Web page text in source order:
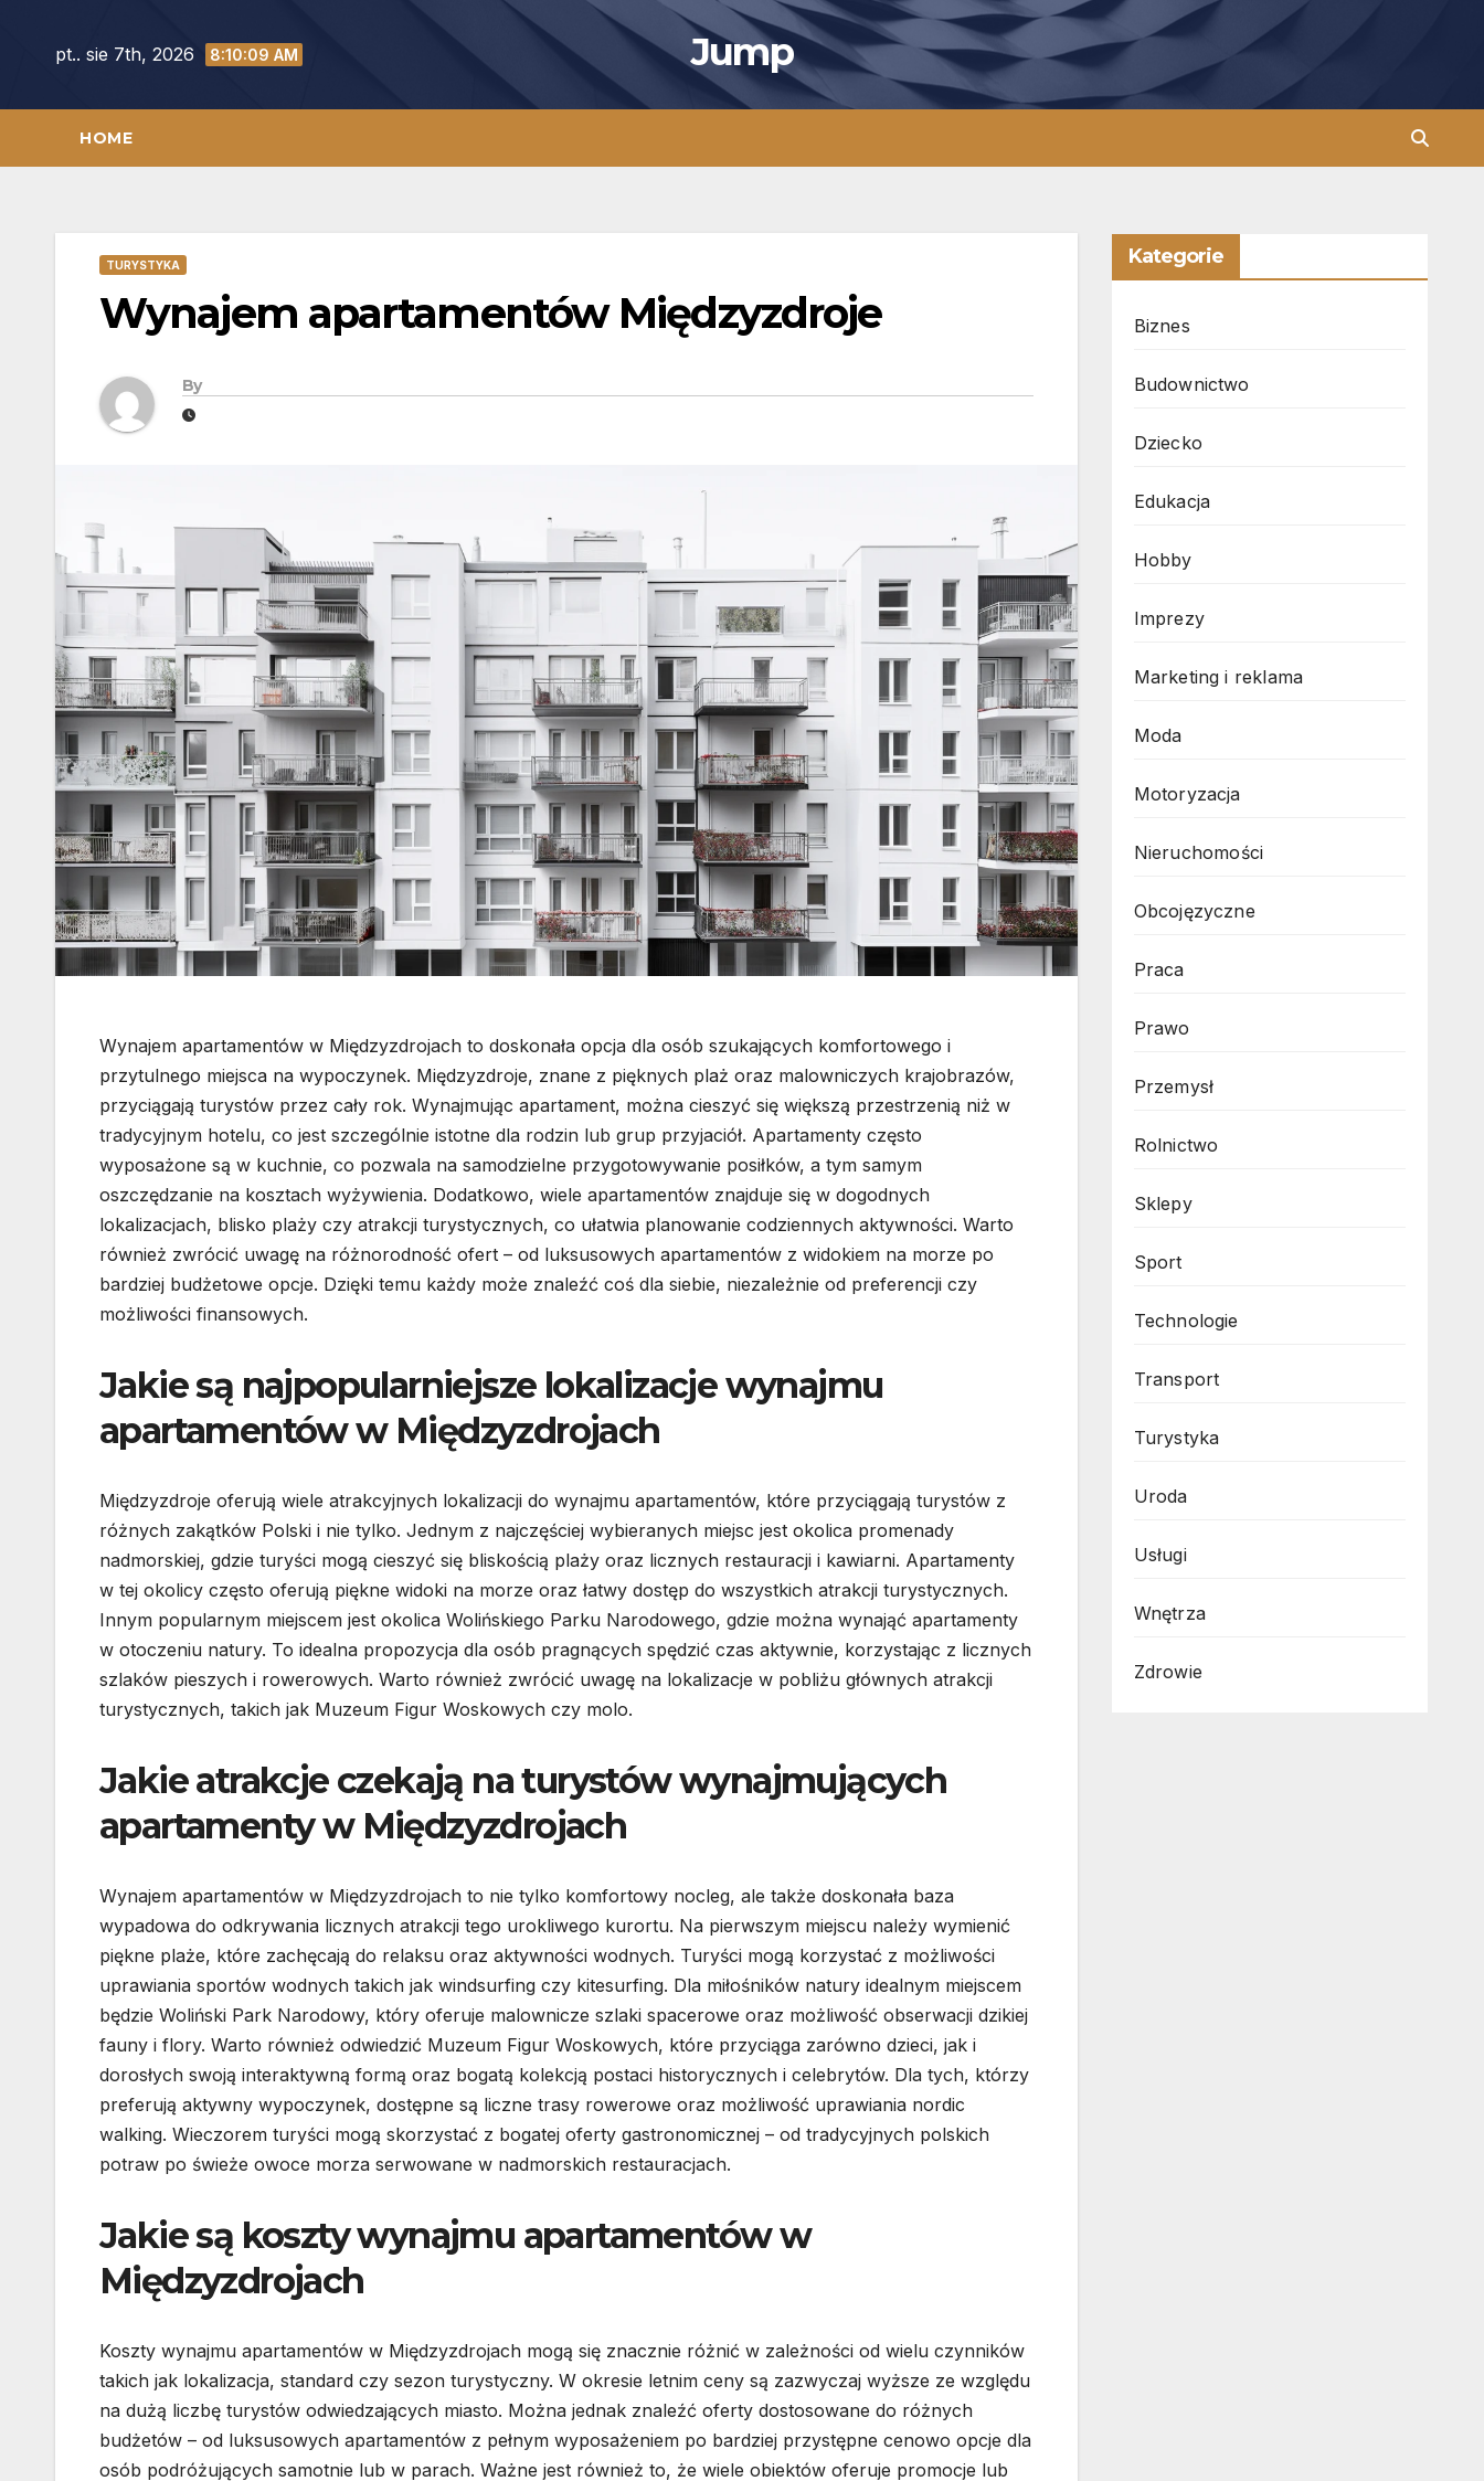
pt.. sie 7th, 2026 8:10:10 AM Jump
HOME
TURYSTYKA
Wynajem apartamentów Międzyzdroje
By
Wynajem apartamentów w Międzyzdrojach to doskonała opcja dla osób szukających komfortowego i
przytulnego miejsca na wypoczynek. Międzyzdroje, znane z pięknych plaż oraz malowniczych krajobrazów,
przyciągają turystów przez cały rok. Wynajmując apartament, można cieszyć się większą przestrzenią niż w
tradycyjnym hotelu, co jest szczególnie istotne dla rodzin lub grup przyjaciół. Apartamenty często
wyposażone są w kuchnie, co pozwala na samodzielne przygotowywanie posiłków, a tym samym
oszczędzanie na kosztach wyżywienia. Dodatkowo, wiele apartamentów znajduje się w dogodnych
lokalizacjach, blisko plaży czy atrakcji turystycznych, co ułatwia planowanie codziennych aktywności. Warto
również zwrócić uwagę na różnorodność ofert – od luksusowych apartamentów z widokiem na morze po
bardziej budżetowe opcje. Dzięki temu każdy może znaleźć coś dla siebie, niezależnie od preferencji czy
możliwości finansowych.
Jakie są najpopularniejsze lokalizacje wynajmu
apartamentów w Międzyzdrojach
Międzyzdroje oferują wiele atrakcyjnych lokalizacji do wynajmu apartamentów, które przyciągają turystów z
różnych zakątków Polski i nie tylko. Jednym z najczęściej wybieranych miejsc jest okolica promenady
nadmorskiej, gdzie turyści mogą cieszyć się bliskością plaży oraz licznych restauracji i kawiarni. Apartamenty
w tej okolicy często oferują piękne widoki na morze oraz łatwy dostęp do wszystkich atrakcji turystycznych.
Innym popularnym miejscem jest okolica Wolińskiego Parku Narodowego, gdzie można wynająć apartamenty
w otoczeniu natury. To idealna propozycja dla osób pragnących spędzić czas aktywnie, korzystając z licznych
szlaków pieszych i rowerowych. Warto również zwrócić uwagę na lokalizacje w pobliżu głównych atrakcji
turystycznych, takich jak Muzeum Figur Woskowych czy molo.
Jakie atrakcje czekają na turystów wynajmujących
apartamenty w Międzyzdrojach
Wynajem apartamentów w Międzyzdrojach to nie tylko komfortowy nocleg, ale także doskonała baza
wypadowa do odkrywania licznych atrakcji tego urokliwego kurortu. Na pierwszym miejscu należy wymienić
piękne plaże, które zachęcają do relaksu oraz aktywności wodnych. Turyści mogą korzystać z możliwości
uprawiania sportów wodnych takich jak windsurfing czy kitesurfing. Dla miłośników natury idealnym miejscem
będzie Woliński Park Narodowy, który oferuje malownicze szlaki spacerowe oraz możliwość obserwacji dzikiej
fauny i flory. Warto również odwiedzić Muzeum Figur Woskowych, które przyciąga zarówno dzieci, jak i
dorosłych swoją interaktywną formą oraz bogatą kolekcją postaci historycznych i celebrytów. Dla tych, którzy
preferują aktywny wypoczynek, dostępne są liczne trasy rowerowe oraz możliwość uprawiania nordic
walking. Wieczorem turyści mogą skorzystać z bogatej oferty gastronomicznej – od tradycyjnych polskich
potraw po świeże owoce morza serwowane w nadmorskich restauracjach.
Jakie są koszty wynajmu apartamentów w
Międzyzdrojach
Koszty wynajmu apartamentów w Międzyzdrojach mogą się znacznie różnić w zależności od wielu czynników
takich jak lokalizacja, standard czy sezon turystyczny. W okresie letnim ceny są zazwyczaj wyższe ze względu
na dużą liczbę turystów odwiedzających miasto. Można jednak znaleźć oferty dostosowane do różnych
budżetów – od luksusowych apartamentów z pełnym wyposażeniem po bardziej przystępne cenowo opcje dla
osób podróżujących samotnie lub w parach. Ważne jest również to, że wiele obiektów oferuje promocje lub
Kategorie
Biznes
Budownictwo
Dziecko
Edukacja
Hobby
Imprezy
Marketing i reklama
Moda
Motoryzacja
Nieruchomości
Obcojęzyczne
Praca
Prawo
Przemysł
Rolnictwo
Sklepy
Sport
Technologie
Transport
Turystyka
Uroda
Usługi
Wnętrza
Zdrowie